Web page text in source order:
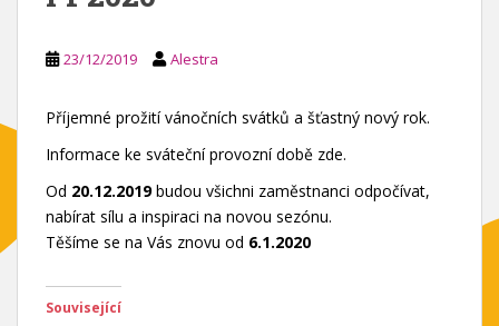
23/12/2019 Alestra
Příjemné prožití vánočních svátků a šťastný nový rok.
Informace ke sváteční provozní době zde.
Od 20.12.2019budou všichni zaměstnanci odpočívat,
nabírat sílu a inspiraci na novou sezónu.
Těšíme se na Vás znovu od 6.1.2020
Související